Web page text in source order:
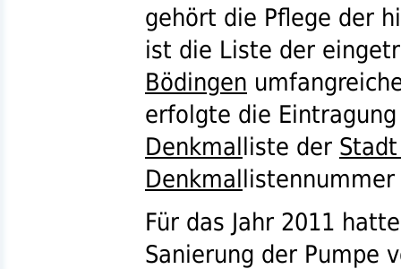
gehört die Pflege der
ist die Liste der
Bödingen
erfolgte die
Denkmalliste der
Denkmallistennummer
Für das Jahr 2011
Sanierung der Pumpe